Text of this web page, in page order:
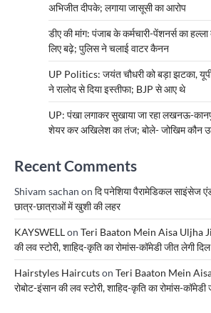
अभिजीत दीपके; लगाया जासूसी का आरोप
डीए की मांग: पंजाब के कर्मचारी-पेंशनर्स का
लिए बढ़े; पुलिस ने चलाई वाटर कैनन
UP Politics: जयंत चौधरी को बड़ा झटका, यूपी
ने रालोद से दिया इस्तीफा; BJP से आए थे
UP: पंखा लगाकर सुखाया जा रहा लखनऊ-
शेयर कर अखिलेश का तंज; बोले- जोखिम कौन
Recent Comments
Shivam sachan on दि पनेशिया पैरामेडिकल साइंसेज
छात्र-छात्राओं में खुशी की लहर
KAYSWELLon Teri Baaton Mein Aisa Uljha
की लव स्टोरी, शाहिद-कृति का रोमांस-कॉमेडी जीत लेगी दिल
Hairstyles Haircutson Teri Baaton Mein
रोबोट-इंसान की लव स्टोरी, शाहिद-कृति का रोमांस-कॉमेडी